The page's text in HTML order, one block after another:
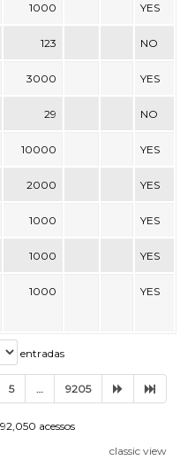
1000 YES
123 NO
3000 YES
29 NO
10000 YES
2000 YES
1000 YES
1000 YES
1000 YES
entradas
5 … 9205
acessos
classic view